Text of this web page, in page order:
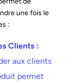
une fois le
:
Clients :
aux clients
permet